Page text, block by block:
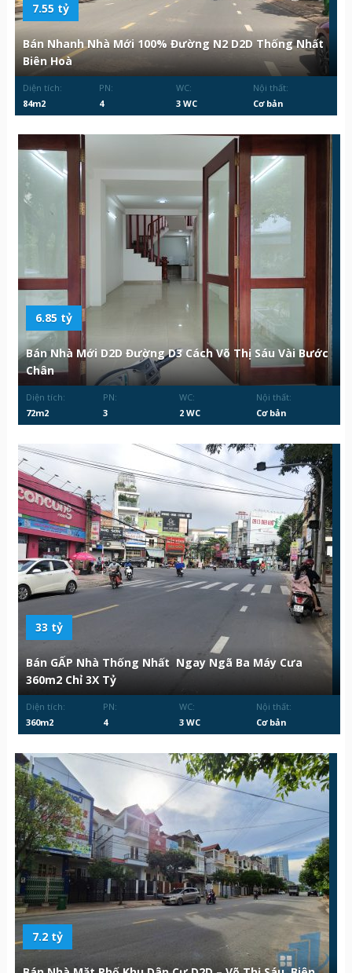
7.55 tỷ
Bán Nhanh Nhà Mới 100% Đường N2 D2D Thống Nhất
Biên Hoà
Diện tích:
84m2
PN:
4
WC:
3 WC
Nội thất:
Cơ bản
6.85 tỷ
Bán Nhà Mới D2D Đường D3 Cách Võ Thị Sáu Vài Bước
Chân
Diện tích:
72m2
PN:
3
WC:
2 WC
Nội thất:
Cơ bản
33 tỷ
Bán GẤP Nhà Thống Nhất Ngay Ngã Ba Máy Cưa
360m2 Chỉ 3X Tỷ
Diện tích:
360m2
PN:
4
WC:
3 WC
Nội thất:
Cơ bản
7.2 tỷ